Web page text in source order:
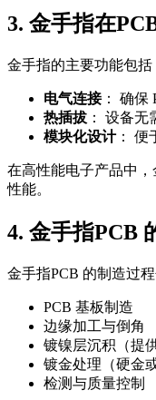
3. 金手指在
金手指的主要功能包括
电气连接： 确保
热插拔 ： 设备无
模块化设计： 便
在高性能电子产品中
性能。
4. 金手指PCB
金手指PCB 的制造过
PCB 基板制造
边缘加工与倒角
镀镍层沉积（提
镀金处理（硬金
检测与质量控制